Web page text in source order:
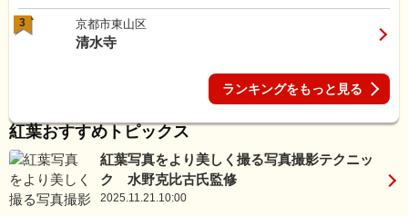
3 京都市東山区
清水寺
ランキングをもっと見る
紅葉おすすめトピックス
紅葉写真をより美しく撮る写真撮影テクニッ
ク 水野克比古氏監修
2025.11.21.10:00